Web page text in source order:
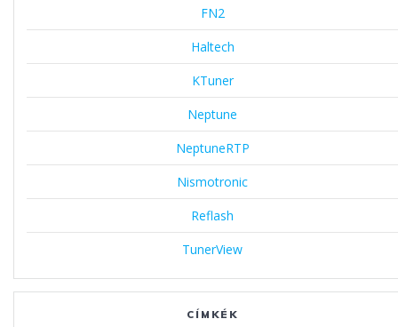
FN2
Haltech
KTuner
Neptune
NeptuneRTP
Nismotronic
Reflash
TunerView
CÍMKÉK